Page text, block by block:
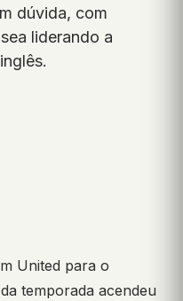
dúvida, com
liderando a
United para o
temporada acendeu